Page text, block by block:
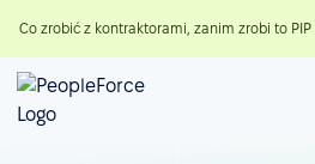
Co zrobić z kontraktorami, zanim zrobi to PIP